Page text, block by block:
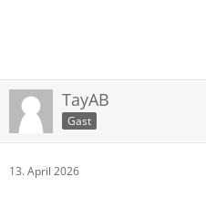
TayAB
Gast
13. April 2026